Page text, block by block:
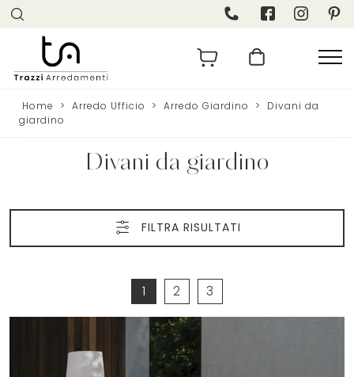
Home > Arredo Ufficio > Arredo Giardino >
Divani da
giardino
Divani da giardino
FILTRA RISULTATI
1 2 3